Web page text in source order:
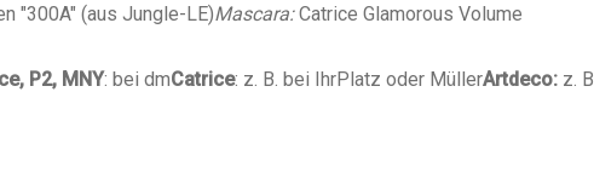
"300A" (aus Jungle-LE)Mascara:Catrice Glamorous Volume
P2, MNY: bei dmCatrice: z. B. bei IhrPlatz oder MüllerArtdeco: z. B.